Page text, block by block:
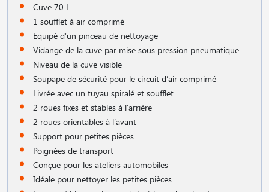
Cuve 70 L
1 soufflet à air comprimé
Equipé d′un pinceau de nettoyage
Vidange de la cuve par mise sous pression pneumatique
Niveau de la cuve visible
Soupape de sécurité pour le circuit d′air comprimé
Livrée avec un tuyau spiralé et soufflet
2 roues fixes et stables à l′arrière
2 roues orientables à l′avant
Support pour petites pièces
Poignées de transport
Conçue pour les ateliers automobiles
Idéale pour nettoyer les petites pièces